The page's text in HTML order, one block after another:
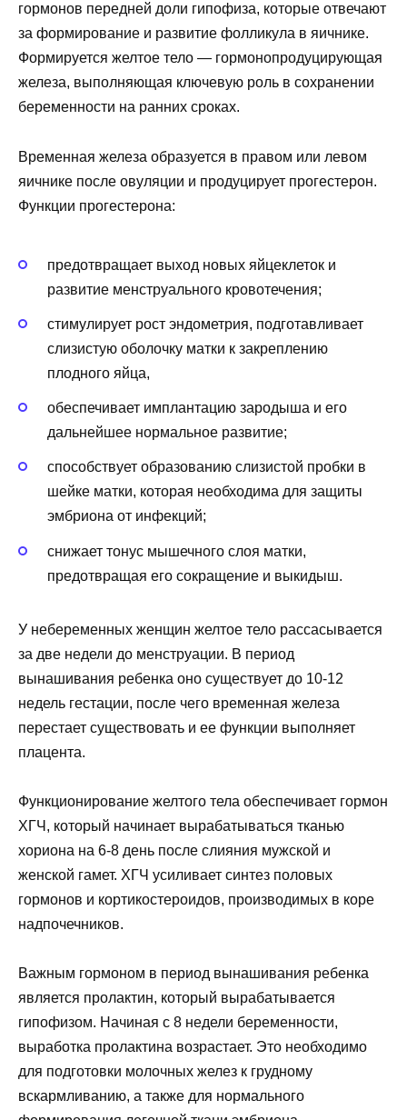
гормонов передней доли гипофиза, которые отвечают
за формирование и развитие фолликула в яичнике.
Формируется желтое тело — гормонопродуцирующая
железа, выполняющая ключевую роль в сохранении
беременности на ранних сроках.
Временная железа образуется в правом или левом
яичнике после овуляции и продуцирует прогестерон.
Функции прогестерона:
предотвращает выход новых яйцеклеток и
развитие менструального кровотечения;
стимулирует рост эндометрия, подготавливает
слизистую оболочку матки к закреплению
плодного яйца,
обеспечивает имплантацию зародыша и его
дальнейшее нормальное развитие;
способствует образованию слизистой пробки в
шейке матки, которая необходима для защиты
эмбриона от инфекций;
снижает тонус мышечного слоя матки,
предотвращая его сокращение и выкидыш.
У небеременных женщин желтое тело рассасывается
за две недели до менструации. В период
вынашивания ребенка оно существует до 10-12
недель гестации, после чего временная железа
перестает существовать и ее функции выполняет
плацента.
Функционирование желтого тела обеспечивает гормон
ХГЧ, который начинает вырабатываться тканью
хориона на 6-8 день после слияния мужской и
женской гамет. ХГЧ усиливает синтез половых
гормонов и кортикостероидов, производимых в коре
надпочечников.
Важным гормоном в период вынашивания ребенка
является пролактин, который вырабатывается
гипофизом. Начиная с 8 недели беременности,
выработка пролактина возрастает. Это необходимо
для подготовки молочных желез к грудному
вскармливанию, а также для нормального